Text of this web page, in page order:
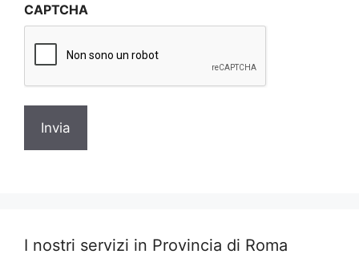
privacy
CAPTCHA
I nostri servizi in Provincia di Roma